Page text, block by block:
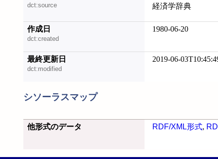
dct:source
経済学辞典
作成日
dct:created
1980-06-20
最終更新日
dct:modified
2019-06-
シソーラスマップ
他形式のデータ RDF/XML形式,